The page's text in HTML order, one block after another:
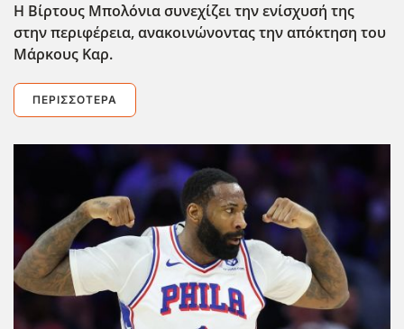
Η Βίρτους Μπολόνια συνεχίζει την ενίσχυσή της
στην περιφέρεια, ανακοινώνοντας την απόκτηση του
Μάρκους Καρ.
ΠΕΡΙΣΣΌΤΕΡΑ